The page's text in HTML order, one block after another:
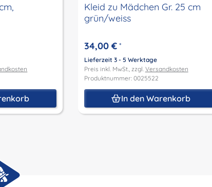
Kleid zu Mädchen Gr. 25 cm
grün/weiss
34,00 €*
Lieferzeit 3 - 5 Werktage
Preis inkl. MwSt., zzgl. Versandkosten
Produktnummer: 0025522
In den Warenkorb